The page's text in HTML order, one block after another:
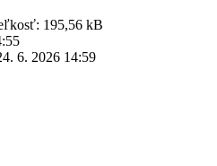
195,56 kB
6. 2026 14:59